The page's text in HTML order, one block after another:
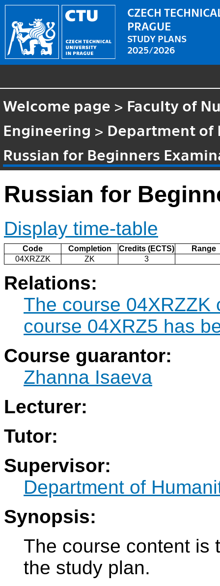
CZECH
PRAGUE
STUDY PLANS
2025/2026
Welcome page > Faculty of
Engineering > Department of
Russian for Beginners
Russian for
Display time-table
Code Completion Credits (ECTS)
Range
04XRZZK
ZK 3
Relations:
The course 04XRZZK
course 04XRZ5 has
Course guarantor:
Zhanna Isaeva
Lecturer:
Tutor:
Supervisor:
Department of
Synopsis:
The course content is
the study plan.